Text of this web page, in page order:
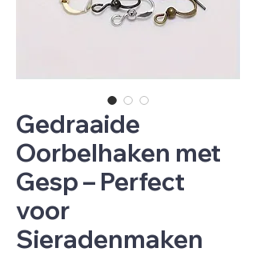
Gedraaide
Oorbelhaken met
Gesp – Perfect
voor
Sieradenmaken